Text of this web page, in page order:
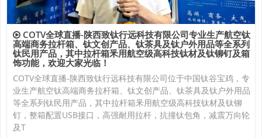
COTV全球直播-陕西致钛行远科技有限公司专业生产航空钛
高端商务拉杆箱、钛文创产品、钛茶具及钛户外用品等全系列
钛民用产品，其中拉杆箱釆用航空级高科技钛材及钛铆钉及箱
饰功能，欢迎大家光临！
COTV全球直播-陕西致钛行远科技有限公司位于中国钛谷宝鸡，专
业生产航空钛高端商务拉杆箱、钛文创产品、钛茶具及钛户外用品
等全系列钛民用产品，其中拉杆箱釆用航空级高科技钛材及钛铆
钉，整箱配置USB接口，高强耐用拉杆，抗撞钛包角，减震万向轮
及T